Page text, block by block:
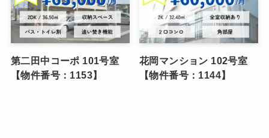
第二田中コーポ 101号室
【物件番号：1153】
花岡マンション 102号室
【物件番号：1144】